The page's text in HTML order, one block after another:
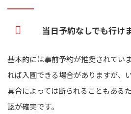
当日予約なしでも行け
基本的には事前予約が推奨されてい
れば入園できる場合がありますが、
具合によっては断られることもある
認が確実です。